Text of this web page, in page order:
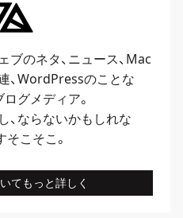
ブのネタ、 ニュース、 Mac
、WordPressのことな
グメディア。
、ならないかもしれな
こそこ。
てもっと詳しく